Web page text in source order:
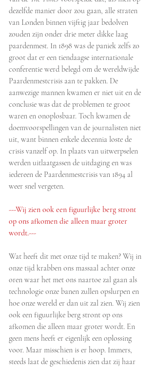
dezelfde manier door zou gaan, alle straten
van Londen binnen vijftig jaar bedolven
zouden zijn onder drie meter dikke laag
paardenmest. In 1898 was de paniek zelfs zo
groot dat er een tiendaagse internationale
conferentie werd belegd om de wereldwijde
Paardenmestcrisis aan te pakken. De
aanwezige mannen kwamen er niet uit en de
conclusie was dat de problemen te groot
waren en onoplosbaar. Toch kwamen de
doemvoorspellingen van de journalisten niet
uit, want binnen enkele decennia loste de
crisis vanzelf op. In plaats van uitwerpselen
werden uitlaatgassen de uitdaging en was
iedereen de Paardenmestcrisis van 1894 al
weer snel vergeten.
---Wij zien ook een figuurlijke berg stront
op ons afkomen die alleen maar groter
wordt.---
Wat heeft dit met onze tijd te maken? Wij in
onze tijd krabben ons massaal achter onze
oren waar het met ons naartoe zal gaan als
technologie onze banen zullen opslurpen en
hoe onze wereld er dan uit zal zien. Wij zien
ook een figuurlijke berg stront op ons
afkomen die alleen maar groter wordt. En
geen mens heeft er eigenlijk een oplossing
voor. Maar misschien is er hoop. Immers,
steeds laat de geschiedenis zien dat zij haar